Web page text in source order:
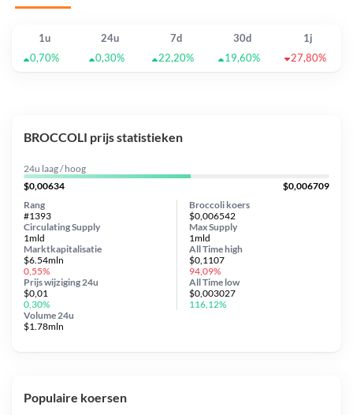
1u 24u 7d 30d
1j
0,70%
0,30% 22,20% 19,60% 27,80%
BROCCOLI prijs statistieken
24u laag / hoog
$0,00634
$0,006709
Broccoli koers
$0,006542
Circulating Supply
1mld
Prijs wijziging 24u
$0,01
0,30%
Max Supply
1mld
Marktkapitalisatie
$6.54mln
0,55%
Volume 24u
$1.78mln
Rang
#1393
All Timehigh
$0,1107
94,09%
All Time low
$0,003027
116,12%
Populaire koersen